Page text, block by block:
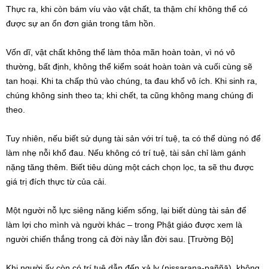
Thực ra, khi còn bám víu vào vật chất, ta thậm chí không thể có
được sự an ổn đơn giản trong tâm hồn.
Vốn dĩ, vật chất không thể làm thỏa mãn hoàn toàn, vì nó vô
thường, bất định, không thể kiểm soát hoàn toàn và cuối cùng sẽ
tan hoại. Khi ta chấp thủ vào chúng, ta đau khổ vô ích. Khi sinh ra,
chúng không sinh theo ta; khi chết, ta cũng không mang chúng đi
theo.
Tuy nhiên, nếu biết sử dụng tài sản với trí tuệ, ta có thể dùng nó để
làm nhẹ nỗi khổ đau. Nếu không có trí tuệ, tài sản chỉ làm gánh
nặng tăng thêm. Biết tiêu dùng một cách chọn lọc, ta sẽ thu được
giá trị đích thực từ của cải.
Một người nỗ lực siêng năng kiếm sống, lại biết dùng tài sản để
làm lợi cho mình và người khác – trong Phật giáo được xem là
người chiến thắng trong cả đời này lẫn đời sau. [Trường Bộ]